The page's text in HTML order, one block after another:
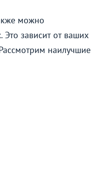
можно
Это зависит от ваших
наилучшие